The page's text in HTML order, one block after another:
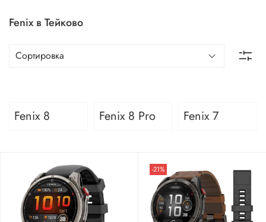
Fenix в Тейково
Fenix 8 Fenix 8 Pro Fenix 7
-21%